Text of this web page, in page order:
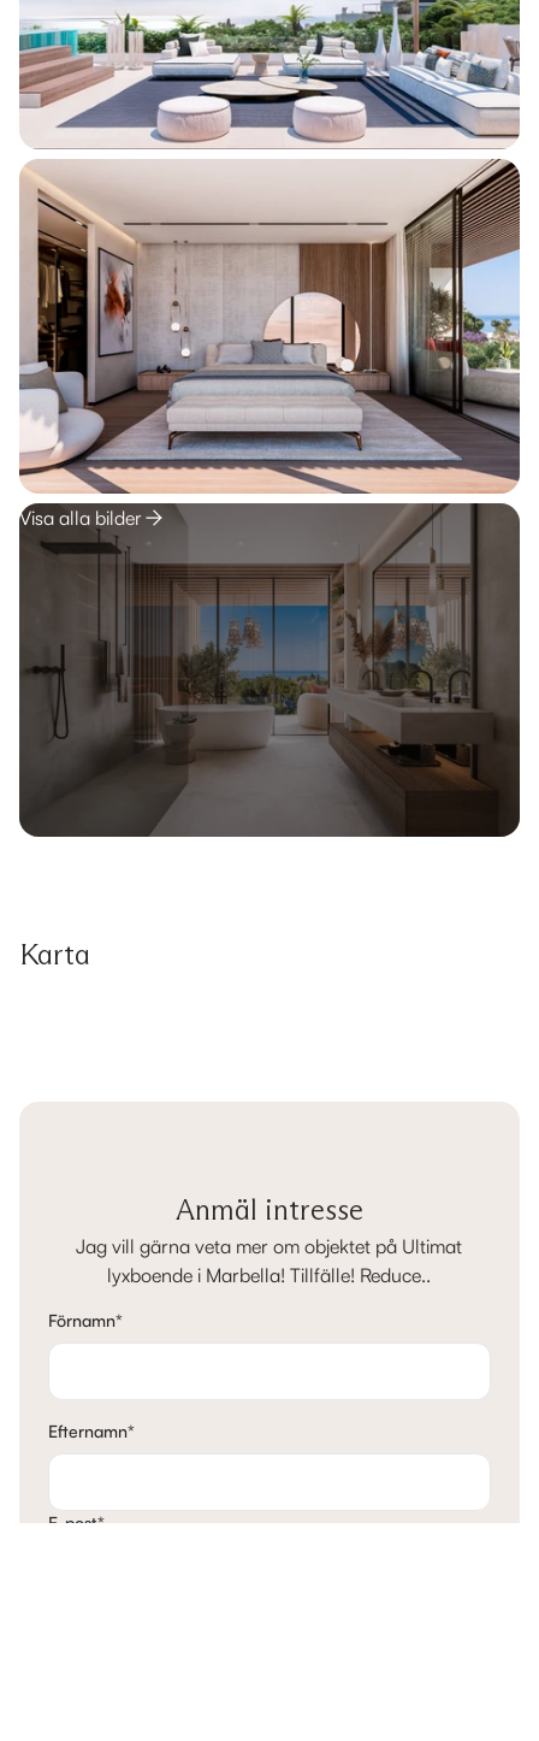
Visa alla bilder
Karta
Anmäl intresse
Jag vill gärna veta mer om objektet på Ultimat
lyxboende i Marbella! Tillfälle! Reduce..
Förnamn*
Efternamn*
E-post*